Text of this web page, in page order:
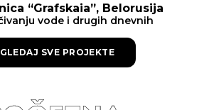
“Grafskaia”, Belorusija
vode i drugih dnevnih
SVE PROJEKTE